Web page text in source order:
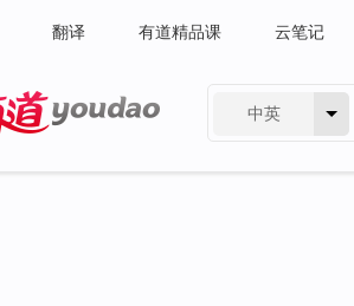
翻译 有道精品课 云笔记
中英